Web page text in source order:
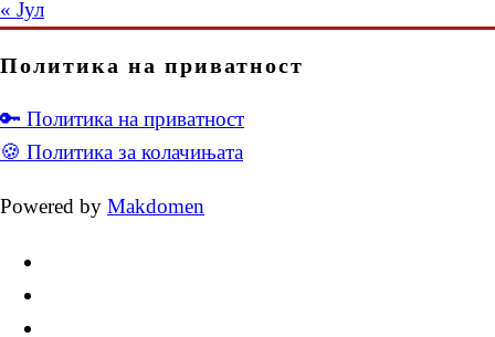
« Јул
Политика на приватност
🔑 Политика на приватност
🍪 Политика за колачињата
Powered by Makdomen